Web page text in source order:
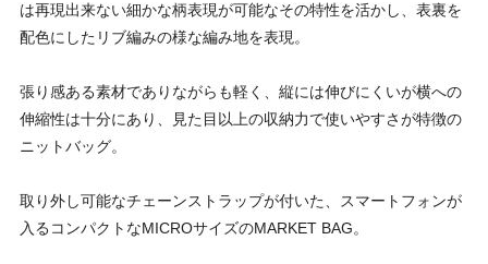
は再現出来ない細かな柄表現が可能なその特性を活かし、表裏を
配色にしたリブ編みの様な編み地を表現。
張り感ある素材でありながらも軽く、縦には伸びにくいが横への
伸縮性は十分にあり、見た目以上の収納力で使いやすさが特徴の
ニットバッグ。
取り外し可能なチェーンストラップが付いた、スマートフォンが
入るコンパクトなMICROサイズのMARKET BAG。